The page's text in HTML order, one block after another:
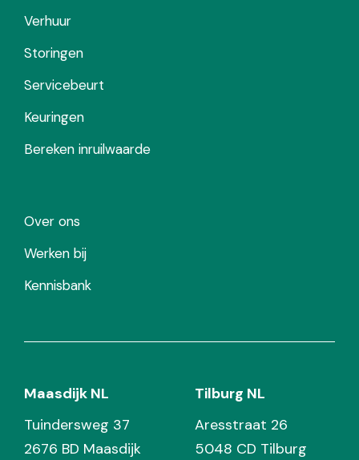
Verhuur
Storingen
Servicebeurt
Keuringen
Bereken inruilwaarde
Over ons
Werken bij
Kennisbank
Maasdijk NL
Tuindersweg 37
2676 BD Maasdijk
Tilburg NL
Aresstraat 26
5048 CD Tilburg